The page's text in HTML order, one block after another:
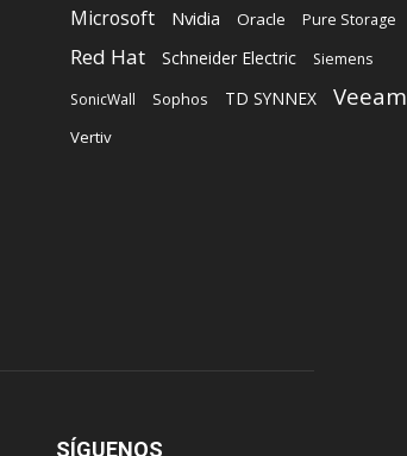
Microsoft Nvidia Oracle Pure Storage
Red Hat Schneider Electric
Siemens
SonicWall
Sophos TD SYNNEX Veeam
Vertiv
SÍGUENOS